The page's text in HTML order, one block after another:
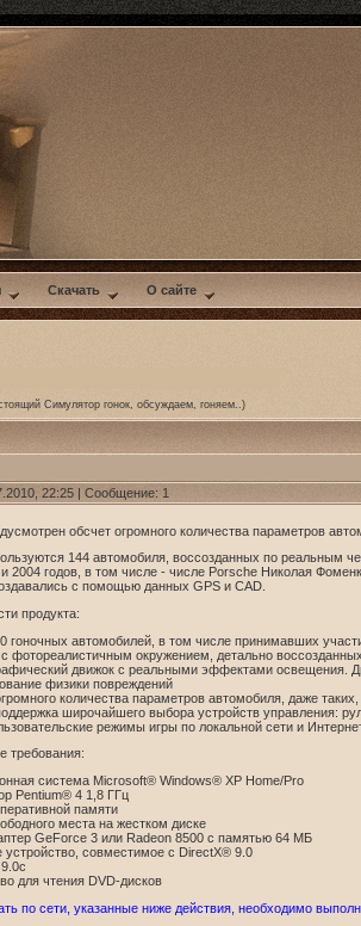
Скачать О сайте
Симулятор гонок, обсуждаем, гоняем..)
22:25 | Сообщение: 1
обсчет огромного количества параметров
144 автомобиля, воссозданных по реальным
2004 годов, в том числе - числе Porsche Николая
с помощью данных GPS и CAD.
продукта:
гоночных автомобилей, в том числе принимавших
с фотореалистичным окружением, детально
движок с реальными эффектами освещения.
физики повреждений
количества параметров автомобиля, даже
широчайшего выбора устройств управления:
режимы игры по локальной сети и
требования:
система Microsoft® Windows® XP Home/Pro
Pentium® 4 1,8 ГГц
памяти
места на жестком диске
GeForce 3 или Radeon 8500 с памятью 64 МБ
устройство, совместимое с DirectX® 9.0
для чтения DVD-дисков
по сети, указанные ниже действия, необходимо